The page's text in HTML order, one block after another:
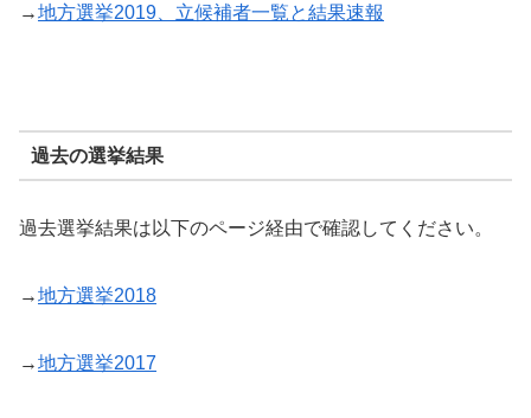
→地方選挙2019、立候補者一覧と結果速報
過去の選挙結果
過去選挙結果は以下のページ経由で確認してください。
→地方選挙2018
→地方選挙2017